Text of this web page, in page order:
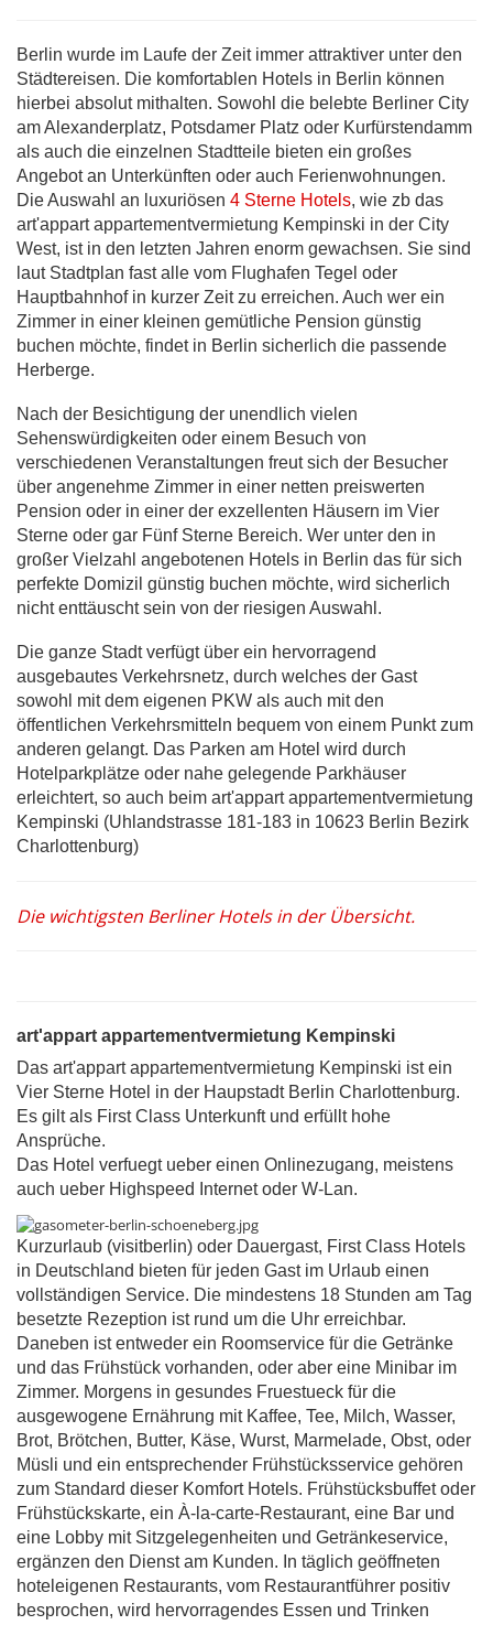
Berlin wurde im Laufe der Zeit immer attraktiver unter den
Städtereisen. Die komfortablen Hotels in Berlin können
hierbei absolut mithalten. Sowohl die belebte Berliner City
am Alexanderplatz, Potsdamer Platz oder Kurfürstendamm
als auch die einzelnen Stadtteile bieten ein großes
Angebot an Unterkünften oder auch Ferienwohnungen.
Die Auswahl an luxuriösen 4 Sterne Hotels, wie zb das
art'appart appartementvermietung Kempinski in der City
West, ist in den letzten Jahren enorm gewachsen. Sie sind
laut Stadtplan fast alle vom Flughafen Tegel oder
Hauptbahnhof in kurzer Zeit zu erreichen. Auch wer ein
Zimmer in einer kleinen gemütliche Pension günstig
buchen möchte, findet in Berlin sicherlich die passende
Herberge.
Nach der Besichtigung der unendlich vielen
Sehenswürdigkeiten oder einem Besuch von
verschiedenen Veranstaltungen freut sich der Besucher
über angenehme Zimmer in einer netten preiswerten
Pension oder in einer der exzellenten Häusern im Vier
Sterne oder gar Fünf Sterne Bereich. Wer unter den in
großer Vielzahl angebotenen Hotels in Berlin das für sich
perfekte Domizil günstig buchen möchte, wird sicherlich
nicht enttäuscht sein von der riesigen Auswahl.
Die ganze Stadt verfügt über ein hervorragend
ausgebautes Verkehrsnetz, durch welches der Gast
sowohl mit dem eigenen PKW als auch mit den
öffentlichen Verkehrsmitteln bequem von einem Punkt zum
anderen gelangt. Das Parken am Hotel wird durch
Hotelparkplätze oder nahe gelegende Parkhäuser
erleichtert, so auch beim art'appart appartementvermietung
Kempinski (Uhlandstrasse 181-183 in 10623 Berlin Bezirk
Charlottenburg)
Die wichtigsten Berliner Hotels in der Übersicht.
art'appart appartementvermietung Kempinski
Das art'appart appartementvermietung Kempinski ist ein
Vier Sterne Hotel in der Haupstadt Berlin Charlottenburg.
Es gilt als First Class Unterkunft und erfüllt hohe
Ansprüche.
Das Hotel verfuegt ueber einen Onlinezugang, meistens
auch ueber Highspeed Internet oder W-Lan.
Kurzurlaub (visitberlin) oder Dauergast, First Class Hotels
in Deutschland bieten für jeden Gast im Urlaub einen
vollständigen Service. Die mindestens 18 Stunden am Tag
besetzte Rezeption ist rund um die Uhr erreichbar.
Daneben ist entweder ein Roomservice für die Getränke
und das Frühstück vorhanden, oder aber eine Minibar im
Zimmer. Morgens in gesundes Fruestueck für die
ausgewogene Ernährung mit Kaffee, Tee, Milch, Wasser,
Brot, Brötchen, Butter, Käse, Wurst, Marmelade, Obst, oder
Müsli und ein entsprechender Frühstücksservice gehören
zum Standard dieser Komfort Hotels. Frühstücksbuffet oder
Frühstückskarte, ein À-la-carte-Restaurant, eine Bar und
eine Lobby mit Sitzgelegenheiten und Getränkeservice,
ergänzen den Dienst am Kunden. In täglich geöffneten
hoteleigenen Restaurants, vom Restaurantführer positiv
besprochen, wird hervorragendes Essen und Trinken